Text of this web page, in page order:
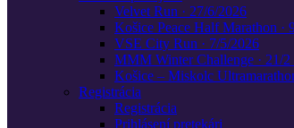
Velvet Run · 27/6/2026
Košice Peace Half Marathon ·
VSE City Run · 7/5/2026
MMM Winter Challenge · 21/2
Košice – Miskolc
Registrácia
Registrácia
Prihlásení pretekári